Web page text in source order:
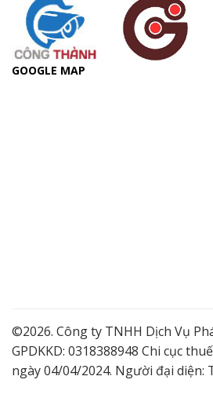
GOOGLE MAP
©2026. Công ty TNHH Dịch Vụ
GPDKKD: 0318388948 Chi cục
ngày 04/04/2024. Người đại diện: